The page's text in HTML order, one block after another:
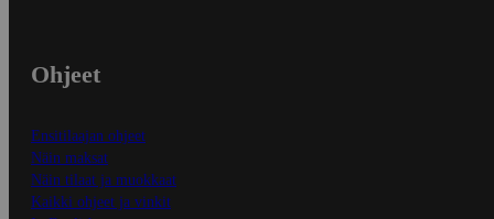
Ohjeet
Ensitilaajan ohjeet
Näin maksat
Näin tilaat ja muokkaat
Kaikki ohjeet ja vinkit